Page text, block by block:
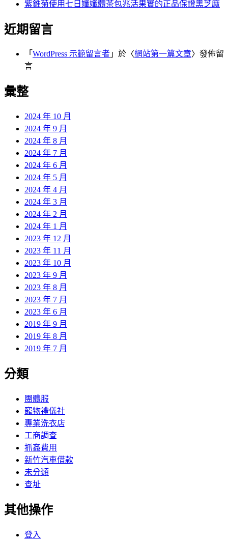
紫錐菊使用七日孅孅體茶包兆活果實的正品保證黑芝麻
近期留言
「 WordPress 示範留言者 」於〈網站第一篇文章〉發佈留
言
彙整
2024 年 10 月
2024 年 9 月
2024 年 8 月
2024 年 7 月
2024 年 6 月
2024 年 5 月
2024 年 4 月
2024 年 3 月
2024 年 2 月
2024 年 1 月
2023 年 12 月
2023 年 11 月
2023 年 10 月
2023 年 9 月
2023 年 8 月
2023 年 7 月
2023 年 6 月
2019 年 9 月
2019 年 8 月
2019 年 7 月
分類
團體服
寵物禮儀社
專業洗衣店
工商調查
抓姦費用
新竹汽車借款
未分類
查址
其他操作
登入